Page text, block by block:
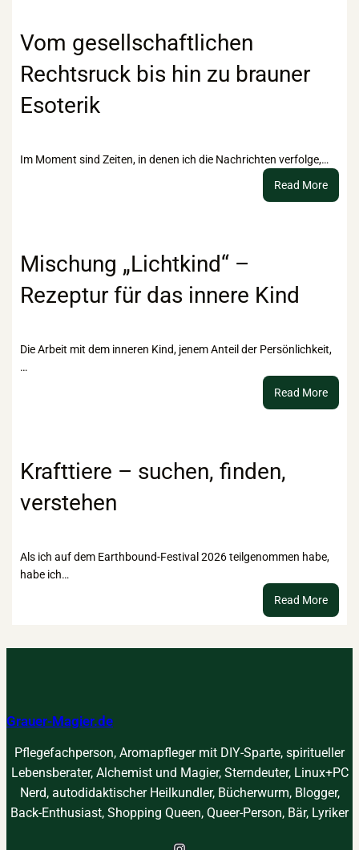
Vom gesellschaftlichen
Rechtsruck bis hin zu brauner
Esoterik
Im Moment sind Zeiten, in denen ich die Nachrichten verfolge,…
Read More:
Vom
Mischung „Lichtkind“ –
Rezeptur für das innere Kind
Die Arbeit mit dem inneren Kind, jenem Anteil der Persönlichkeit,
…
Read More:
Krafttiere – suchen, finden,
verstehen
Als ich auf dem Earthbound-Festival 2026 teilgenommen habe,
habe ich…
Read More:
Grauer-Magier.de
Pflegefachperson, Aromapfleger mit DIY-Sparte, spiritueller
Lebensberater, Alchemist und Magier, Sterndeuter, Linux+PC
Nerd, autodidaktischer Heilkundler, Bücherwurm, Blogger,
Back-Enthusiast, Shopping Queen, Queer-Person, Bär, Lyriker